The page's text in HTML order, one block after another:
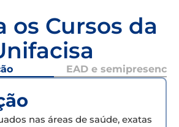
os Cursos da
EAD e semipresencial
nas áreas de saúde, exatas